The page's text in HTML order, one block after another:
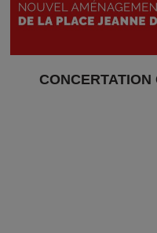
CONCERTATION